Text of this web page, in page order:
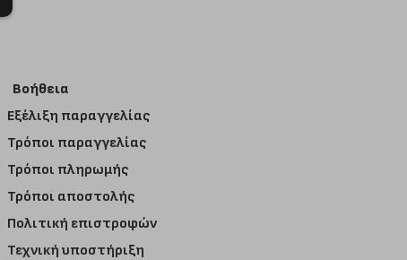
Βοήθεια
Εξέλιξη παραγγελίας
Τρόποι παραγγελίας
Τρόποι πληρωμής
Τρόποι αποστολής
Πολιτική επιστροφών
Τεχνική υποστήριξη